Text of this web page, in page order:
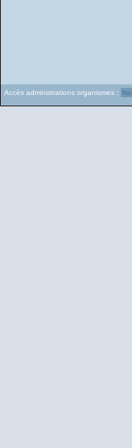
Accès administrations organismes :